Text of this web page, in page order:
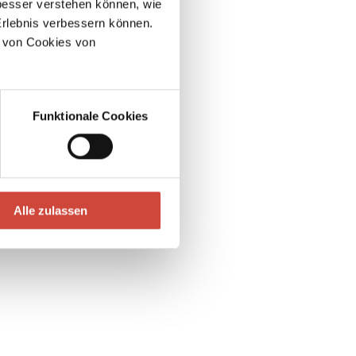
verstehen können, wie
verbessern können.
Cookies von
Funktionale Cookies
Alle zulassen